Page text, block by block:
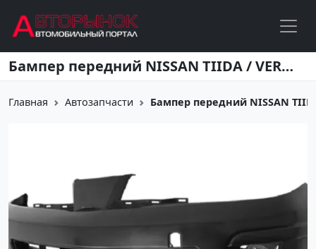
Перейти к основному содержанию Бампер передний NISSAN TIIDA / VERSA 2007-2014 Европа Краснодар
Главная Автозапчасти Бампер передний NISSAN